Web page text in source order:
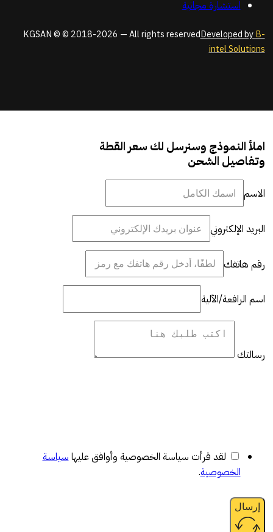
استشارة مجانية
KGSAN © © 2018-2026 — All rights reservedDeveloped byB-
intel Solutions
املأ النموذج وسنرسل لك سعر القطة
وتفاصيل الشحن
الاسم
البريد الإلكتروني
رقم هاتفك
اسم الرافعة/الآلية
رسالتك
لقد قرأت سياسة الخصوصية وأوافق عليها سياسة
الخصوصية.
إرسال